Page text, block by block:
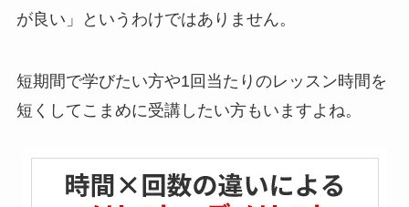
が良い」というわけではありません。
短期間で学びたい方や1回当たりのレッスン時間を
短くしてこまめに受講したい方もいますよね。